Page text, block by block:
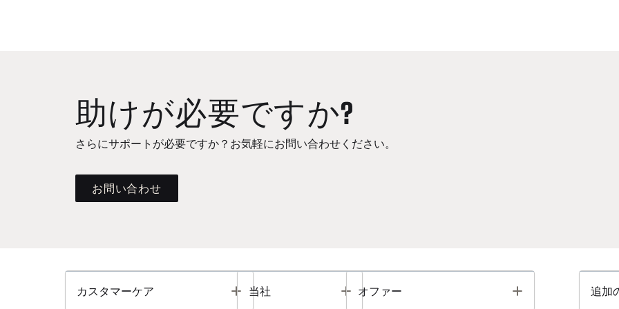
助けが必要ですか?
さらにサポートが必要ですか？お気軽にお問い合わせください。
お問い合わせ
カスタマーケア Toggle
当社 Toggle
オファー Toggle 追加